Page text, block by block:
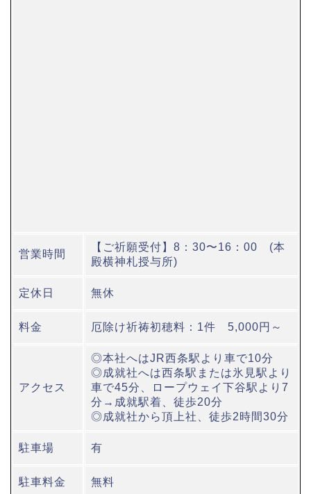
営業時間
【ご祈願受付】8：30〜16：00 (本
殿横神札授与所)
定休日 無休
料金 厄除け祈祷初穂料：1件 5,000円～
アクセス
◎本社へはJR西条駅より車で10分
◎成就社へは西条駅または氷見駅より
車で45分、ロープウェイ下谷駅より7
分→成就駅着、徒歩20分
◎成就社から頂上社、徒歩2時間30分
駐車場 有
駐車料金 無料